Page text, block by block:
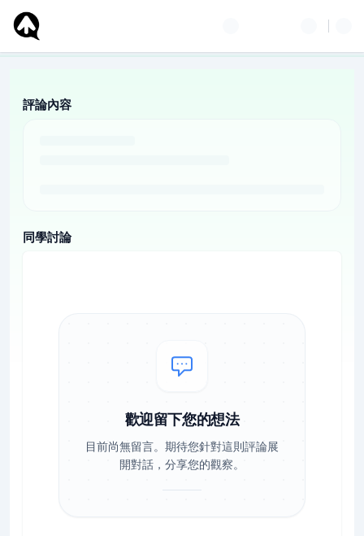
評論內容
同學討論
歡迎留下您的想法
目前尚無留言。期待您針對這則評論展
開對話，分享您的觀察。